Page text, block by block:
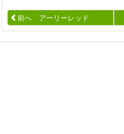
前へ アーリーレッド